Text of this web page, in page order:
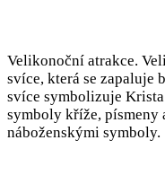
Velikonoční atrakce.
svíce, která se zapaluje
svíce symbolizuje
symboly kříže, písmeny
náboženskými symboly.